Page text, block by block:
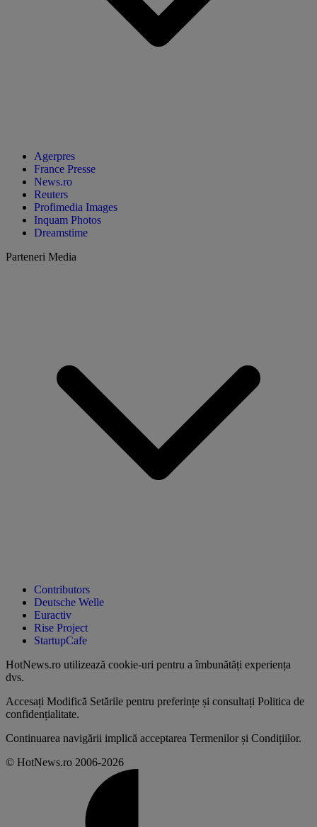
Agerpres
France Presse
News.ro
Reuters
Profimedia Images
Inquam Photos
Dreamstime
Parteneri Media
Contributors
Deutsche Welle
Euractiv
Rise Project
StartupCafe
HotNews.ro utilizează cookie-uri pentru a îmbunătăți experiența
dvs.
Accesați Modifică Setările pentru preferințe și consultați Politica de
confidențialitate.
Continuarea navigării implică acceptarea Termenilor și Condițiilor.
© HotNews.ro 2006-2026